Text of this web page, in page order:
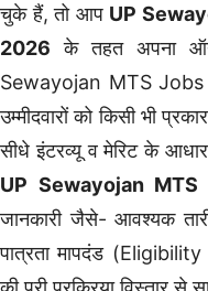
चुके हैं, तो आप UP
2026 के तहत अपना
Sewayojan MTS Jobs
उम्मीदवारों को किसी भी
सीधे इंटरव्यू व मेरिट के
UP Sewayojan
जानकारी जैसे- आवश्यक
पात्रता मापदंड